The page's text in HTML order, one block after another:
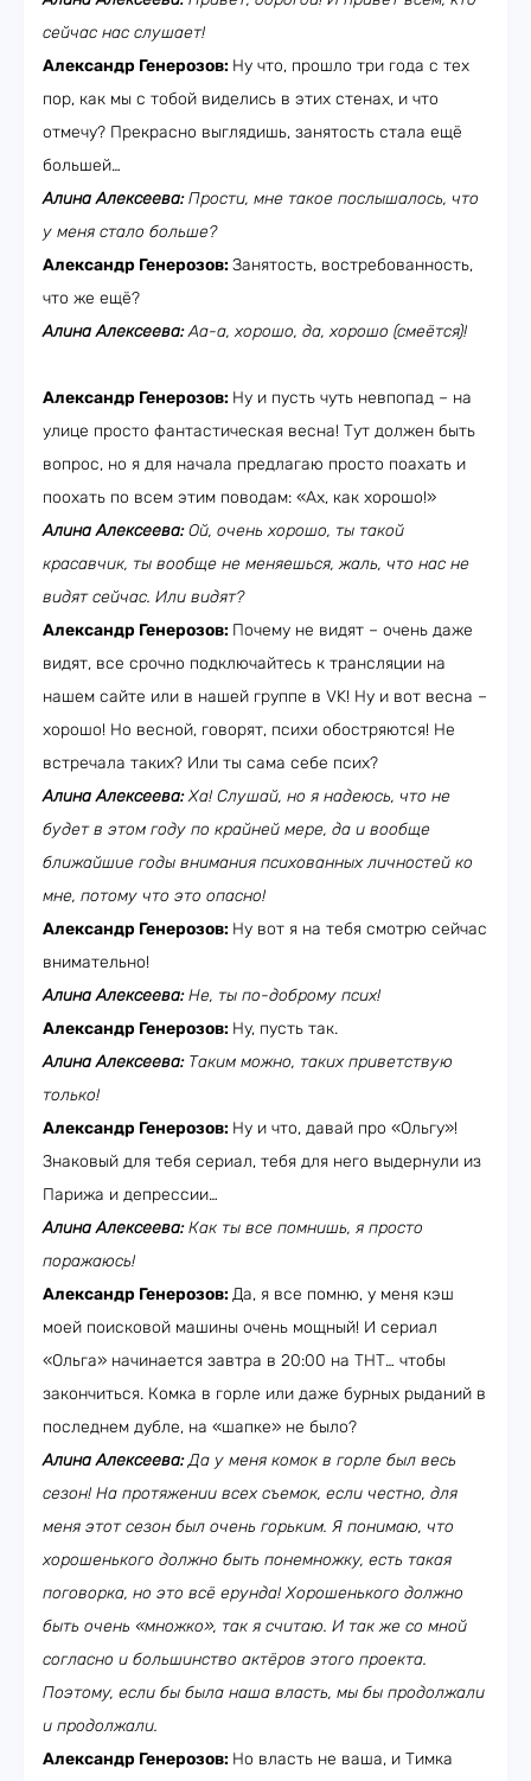
сейчас нас слушает!
Александр Генерозов: Ну что, прошло три года с тех
пор, как мы с тобой виделись в этих стенах, и что
отмечу? Прекрасно выглядишь, занятость стала ещё
большей…
Алина Алексеева:Прости, мне такое послышалось, что
у меня стало больше?
Александр Генерозов:Занятость, востребованность,
что же ещё?
Алина Алексеева:Аа-а, хорошо, да, хорошо (смеётся)!
Александр Генерозов: Ну и пусть чуть невпопад – на
улице просто фантастическая весна! Тут должен быть
вопрос, но я для начала предлагаю просто поахать и
поохать по всем этим поводам: «Ах, как хорошо!»
Алина Алексеева:Ой, очень хорошо, ты такой
красавчик, ты вообще не меняешься, жаль, что нас не
видят сейчас. Или видят?
Александр Генерозов: Почему не видят – очень даже
видят, все срочно подключайтесь к трансляции на
нашем сайте или в нашей группе в VK! Ну и вот весна –
хорошо! Но весной, говорят, психи обостряются! Не
встречала таких? Или ты сама себе псих?
Алина Алексеева:Ха! Слушай, но я надеюсь, что не
будет в этом году по крайней мере, да и вообще
ближайшие годы внимания психованных личностей ко
мне, потому что это опасно!
Александр Генерозов: Ну вот я на тебя смотрю сейчас
внимательно!
Алина Алексеева:Не, ты по-доброму псих!
Александр Генерозов: Ну, пусть так.
Алина Алексеева: Таким можно, таких приветствую
только!
Александр Генерозов: Ну и что, давай про «Ольгу»!
Знаковый для тебя сериал, тебя для него выдернули из
Парижа и депрессии…
Алина Алексеева:Как ты все помнишь, я просто
поражаюсь!
Александр Генерозов:Да, я все помню, у меня кэш
моей поисковой машины очень мощный! И сериал
«Ольга» начинается завтра в 20:00 на ТНТ… чтобы
закончиться. Комка в горле или даже бурных рыданий в
последнем дубле, на «шапке» не было?
Алина Алексеева:Да у меня комок в горле был весь
сезон! На протяжении всех съемок, если честно, для
меня этот сезон был очень горьким. Я понимаю, что
хорошенького должно быть понемножку, есть такая
поговорка, но это всё ерунда! Хорошенького должно
быть очень «множко», так я считаю. И так же со мной
согласно и большинство актёров этого проекта.
Поэтому, если бы была наша власть, мы бы продолжали
и продолжали.
Александр Генерозов: Но власть не ваша, и Тимка